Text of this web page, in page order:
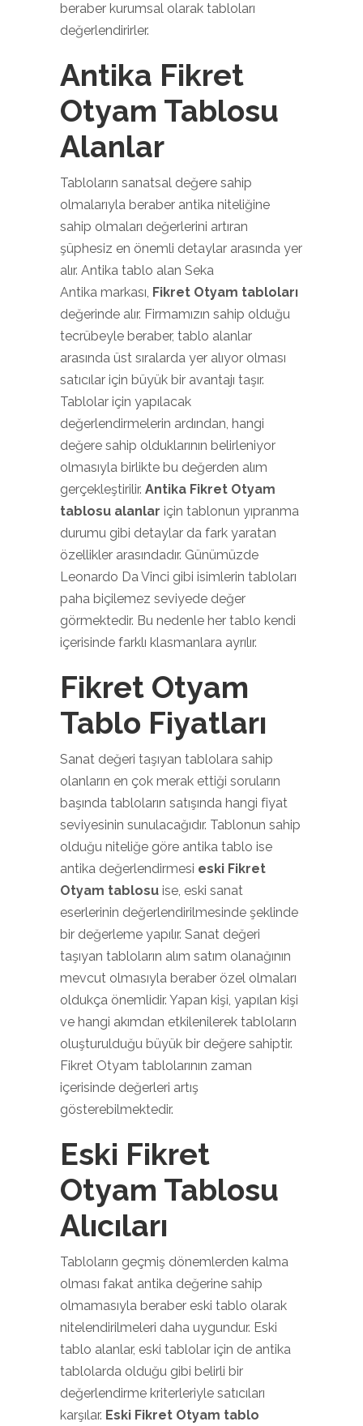
beraber kurumsal olarak tabloları
değerlendirirler.
Antika Fikret
Otyam Tablosu
Alanlar
Tabloların sanatsal değere sahip
olmalarıyla beraber antika niteliğine
sahip olmaları değerlerini artıran
şüphesiz en önemli detaylar arasında yer
alır. Antika tablo alan Seka
Antika markası, Fikret Otyam tabloları
değerinde alır. Firmamızın sahip olduğu
tecrübeyle beraber, tablo alanlar
arasında üst sıralarda yer alıyor olması
satıcılar için büyük bir avantajı taşır.
Tablolar için yapılacak
değerlendirmelerin ardından, hangi
değere sahip olduklarının belirleniyor
olmasıyla birlikte bu değerden alım
gerçekleştirilir. Antika Fikret Otyam
tablosu alanlar için tablonun yıpranma
durumu gibi detaylar da fark yaratan
özellikler arasındadır. Günümüzde
Leonardo Da Vinci gibi isimlerin tabloları
paha biçilemez seviyede değer
görmektedir. Bu nedenle her tablo kendi
içerisinde farklı klasmanlara ayrılır.
Fikret Otyam
Tablo Fiyatları
Sanat değeri taşıyan tablolara sahip
olanların en çok merak ettiği soruların
başında tabloların satışında hangi fiyat
seviyesinin sunulacağıdır. Tablonun sahip
olduğu niteliğe göre antika tablo ise
antika değerlendirmesi eski Fikret
Otyam tablosu ise, eski sanat
eserlerinin değerlendirilmesinde şeklinde
bir değerleme yapılır. Sanat değeri
taşıyan tabloların alım satım olanağının
mevcut olmasıyla beraber özel olmaları
oldukça önemlidir. Yapan kişi, yapılan kişi
ve hangi akımdan etkilenilerek tabloların
oluşturulduğu büyük bir değere sahiptir.
Fikret Otyam tablolarının zaman
içerisinde değerleri artış
gösterebilmektedir.
Eski Fikret
Otyam Tablosu
Alıcıları
Tabloların geçmiş dönemlerden kalma
olması fakat antika değerine sahip
olmamasıyla beraber eski tablo olarak
nitelendirilmeleri daha uygundur. Eski
tablo alanlar, eski tablolar için de antika
tablolarda olduğu gibi belirli bir
değerlendirme kriterleriyle satıcıları
karşılar. Eski Fikret Otyam tablo